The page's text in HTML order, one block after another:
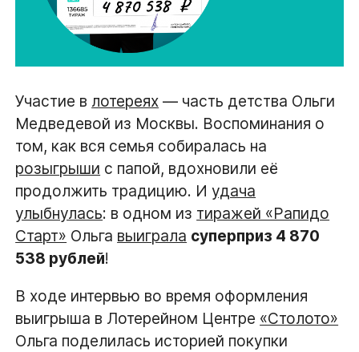
Участие в лотереях — часть детства Ольги
Медведевой из Москвы. Воспоминания о
том, как вся семья собиралась на
розыгрыши с папой, вдохновили её
продолжить традицию. Иудача
улыбнулась: в одном из тиражей «Рапидо
Старт» Ольга выиграла суперприз 4 870
538 рублей!
В ходе интервью во время оформления
выигрыша в Лотерейном Центре «Столото»
Ольга поделилась историей покупки